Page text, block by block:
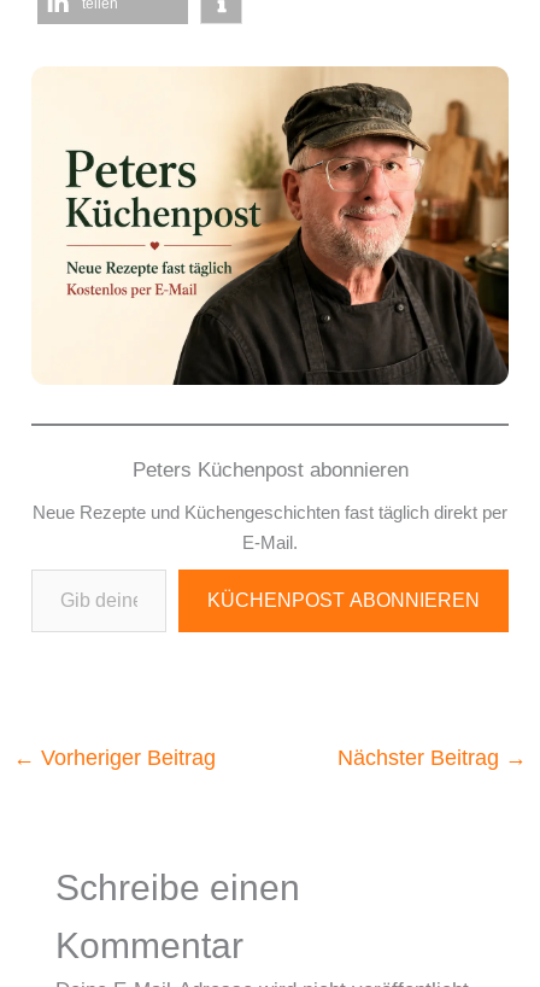
teilen
Peters Küchenpost abonnieren
Neue Rezepte und Küchengeschichten fast täglich direkt per
E-Mail.
Gib deine E-Mail-Adresse ein ...
KÜCHENPOST ABONNIEREN
← Vorheriger Beitrag Nächster Beitrag →
Schreibe einen
Kommentar